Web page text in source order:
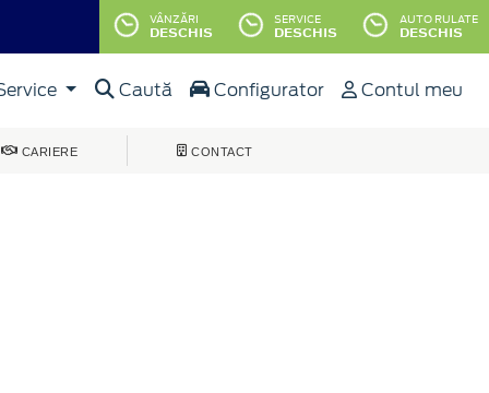
VÂNZĂRI
DESCHIS
SERVICE
DESCHIS
AUTO RULATE
DESCHIS
Caută Configurator Contul meu
CARIERE CONTACT